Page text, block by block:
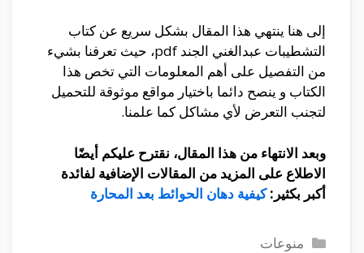
إلى هنا ينتهي هذا المقال بشكل سريع عن كتاب
التشطيبات عبدالغني الجند pdf، حيث تعرفنا بشيء
من التفصيل على أهم المعلومات التي تخص هذا
الكتاب و ينصح دائما باختيار مواقع موثوقة للتحميل
لتجنب التعرض لأي مشاكل كما علمنا.
وبعد الانتهاء من هذا المقال، نقترح عليكم أيضًا
الاطلاع على المزيد من المقالات الإضافية لفائدة
أكبر بكثير: كيفية دهان الحوائط بعد المحارة
التصنيفات
منوعات